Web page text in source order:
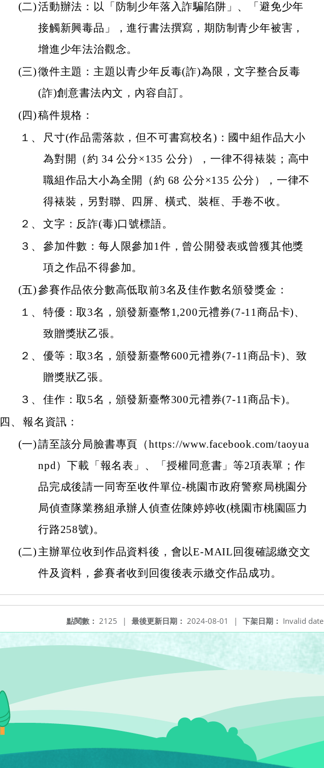
(二)活動辦法：以「防制少年落入詐騙陷阱」、「避免少年
接觸新興毒品」，進行書法撰寫，期防制青少年被害，
增進少年法治觀念。
(三)徵件主題：主題以青少年反毒(詐)為限，文字整合反毒
(詐)創意書法內文，內容自訂。
(四)稿件規格：
１、
尺寸(作品需落款，但不可書寫校名)：國中組作品大小
為對開（約 34 公分×135 公分），一律不得裱裝；高中
職組作品大小為全開（約 68 公分×135 公分），一律不
得裱裝，另對聯、四屏、橫式、裝框、手卷不收。
２、 文字：反詐(毒)口號標語。
３、 參加件數：每人限參加1件，曾公開發表或曾獲其他獎
項之作品不得參加。
(五)參賽作品依分數高低取前3名及佳作數名頒發獎金：
１、 特優：取3名，頒發新臺幣1,200元禮券(7-11商品卡)、
致贈獎狀乙張。
２、 優等：取3名，頒發新臺幣600元禮券(7-11商品卡)、致
贈獎狀乙張。
３、 佳作：取5名，頒發新臺幣300元禮券(7-11商品卡)。
四、 報名資訊：
(一)請至該分局臉書專頁（https://www.facebook.com/taoyua
npd）下載「報名表」、「授權同意書」等2項表單；作
品完成後請一同寄至收件單位-桃園市政府警察局桃園分
局偵查隊業務組承辦人偵查佐陳婷婷收(桃園市桃園區力
行路258號)。
(二) 主辦單位收到作品資料後，會以E-MAIL回復確認繳交文
件及資料，參賽者收到回復後表示繳交作品成功。
下架日期： Invalid date
最後更新日期： 2024-08-01 |
點閱數： 2125 |